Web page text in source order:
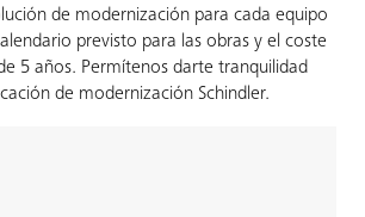
de modernización para cada equipo
previsto para las obras y el coste
5 años. Permítenos darte tranquilidad
de modernización Schindler.